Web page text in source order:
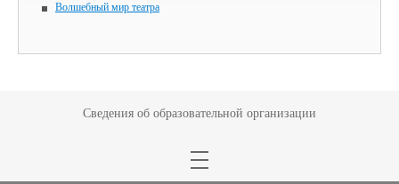
Волшебный мир театра
Сведения об образовательной организации